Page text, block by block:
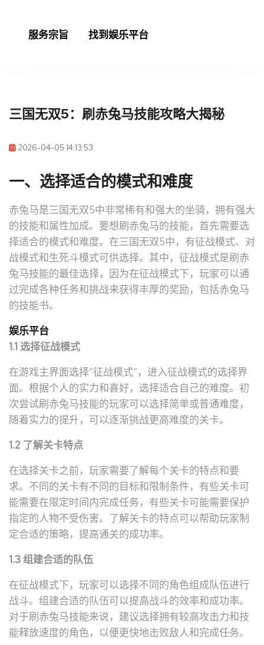
服务宗旨 找到娱乐平台
三国无双5：刷赤兔马技能攻略大揭秘
2026-04-05 14:13:53
一、选择适合的模式和难度
赤兔马是三国无双5中非常稀有和强大的坐骑，拥有强大
的技能和属性加成。要想刷赤兔马的技能，首先需要选
择适合的模式和难度。在三国无双5中，有征战模式、对
战模式和生死斗模式可供选择。其中，征战模式是刷赤
兔马技能的最佳选择，因为在征战模式下，玩家可以通
过完成各种任务和挑战来获得丰厚的奖励，包括赤兔马
的技能书。
娱乐平台
1.1 选择征战模式
在游戏主界面选择“征战模式”，进入征战模式的选择界
面。根据个人的实力和喜好，选择适合自己的难度。初
次尝试刷赤兔马技能的玩家可以选择简单或普通难度，
随着实力的提升，可以逐渐挑战更高难度的关卡。
1.2 了解关卡特点
在选择关卡之前，玩家需要了解每个关卡的特点和要
求。不同的关卡有不同的目标和限制条件，有些关卡可
能需要在限定时间内完成任务，有些关卡可能需要保护
指定的人物不受伤害。了解关卡的特点可以帮助玩家制
定合适的策略，提高通关的成功率。
1.3 组建合适的队伍
在征战模式下，玩家可以选择不同的角色组成队伍进行
战斗。组建合适的队伍可以提高战斗的效率和成功率。
对于刷赤兔马技能来说，建议选择拥有较高攻击力和技
能释放速度的角色，以便更快地击败敌人和完成任务。